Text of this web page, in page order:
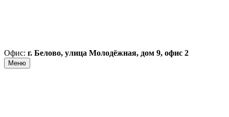
Офис: г. Белово, улица Молодёжная, дом 9, офис 2
Меню